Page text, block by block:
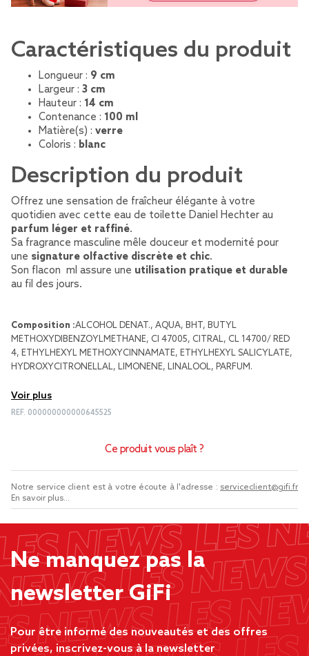
Caractéristiques du produit
Longueur : 9 cm
Largeur : 3 cm
Hauteur : 14 cm
Contenance : 100 ml
Matière(s) : verre
Coloris : blanc
Description du produit
Offrez une sensation de fraîcheur élégante à votre
quotidien avec cette eau de toilette Daniel Hechter au
parfum léger et raffiné.
Sa fragrance masculine mêle douceur et modernité pour
une signature olfactive discrète et chic.
Son flacon ml assure une utilisation pratique et durable
au fil des jours.
Composition :ALCOHOL DENAT., AQUA, BHT, BUTYL
METHOXYDIBENZOYLMETHANE, CI 47005, CITRAL, CL 14700/ RED
4, ETHYLHEXYL METHOXYCINNAMATE, ETHYLHEXYL SALICYLATE,
HYDROXYCITRONELLAL, LIMONENE, LINALOOL, PARFUM.
Voir plus
REF. 000000000000645525
Ce produit vous plaît ?
Notre service client est à votre écoute à l'adresse : serviceclient@gifi.fr
En savoir plus...
Ne manquez pas la
newsletter GiFi
Pour être informé des nouveautés et des offres
privées, inscrivez-vous à la newsletter